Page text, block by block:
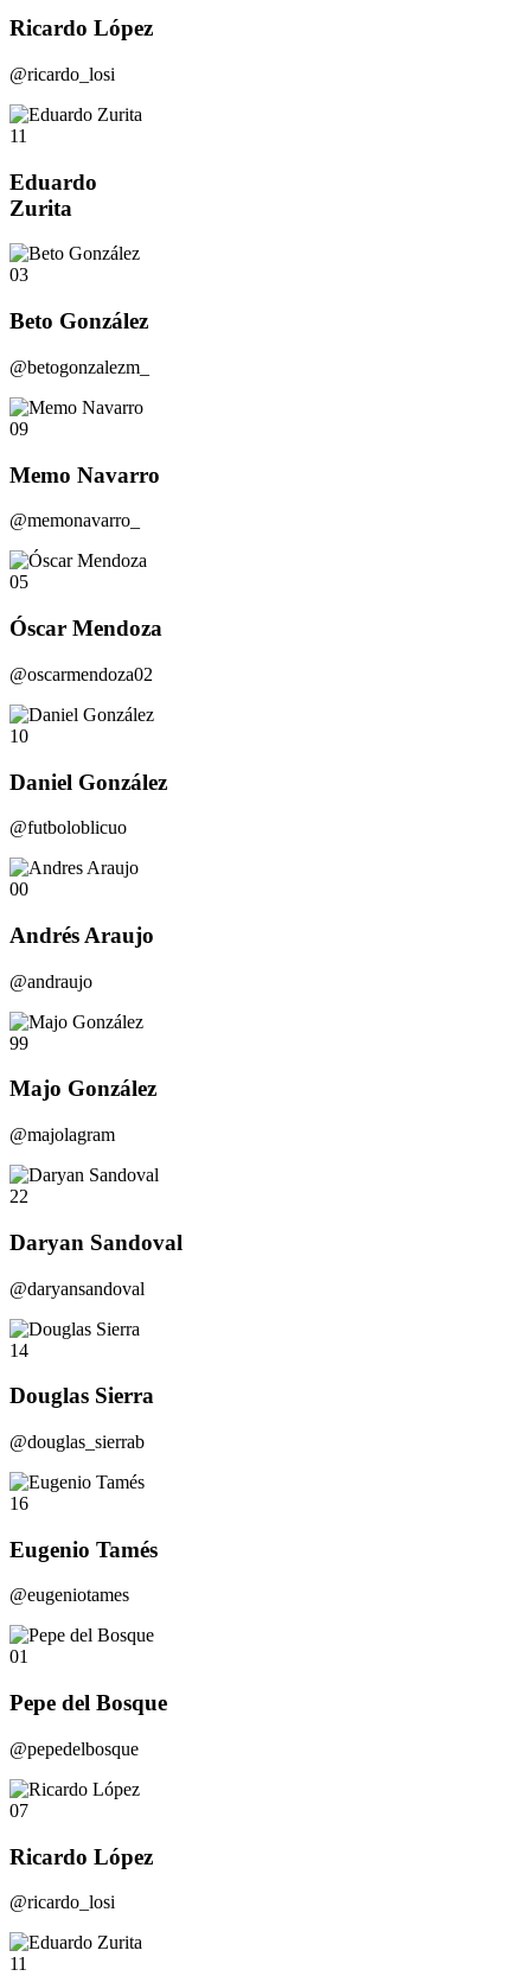
Ricardo López
@ricardo_losi
11
Eduardo
Zurita
03
Beto González
@betogonzalezm_
09
Memo Navarro
@memonavarro_
05
Óscar Mendoza
@oscarmendoza02
10
Daniel González
@futboloblicuo
00
Andrés Araujo
@andraujo
99
Majo González
@majolagram
22
Daryan Sandoval
@daryansandoval
14
Douglas Sierra
@douglas_sierrab
16
Eugenio Tamés
@eugeniotames
01
Pepe del Bosque
@pepedelbosque
07
Ricardo López
@ricardo_losi
11